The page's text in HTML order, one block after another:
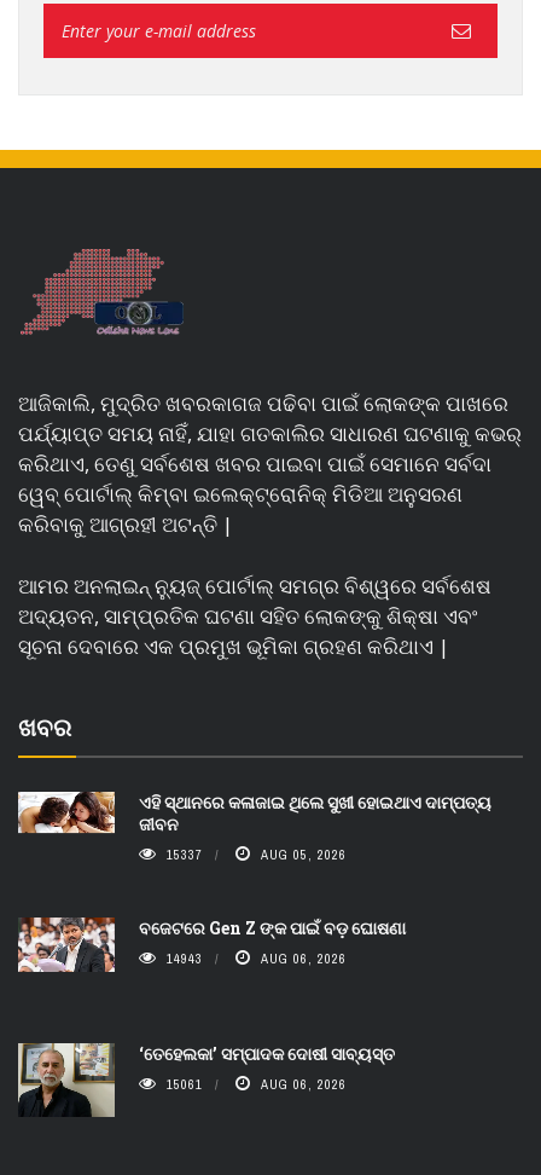
ଆଜିକାଲି, ମୁଦ୍ରିତ ଖବରକାଗଜ ପଢିବା ପାଇଁ ଲୋକଙ୍କ ପାଖରେ
ପର୍ଯ୍ୟାପ୍ତ ସମୟ ନାହିଁ, ଯାହା ଗତକାଲିର ସାଧାରଣ ଘଟଣାକୁ କଭର୍
କରିଥାଏ, ତେଣୁ ସର୍ବଶେଷ ଖବର ପାଇବା ପାଇଁ ସେମାନେ ସର୍ବଦା
ୱେବ୍ ପୋର୍ଟାଲ୍ କିମ୍ବା ଇଲେକ୍ଟ୍ରୋନିକ୍ ମିଡିଆ ଅନୁସରଣ
କରିବାକୁ ଆଗ୍ରହୀ ଅଟନ୍ତି |
ଆମର ଅନଲାଇନ୍ ନ୍ୟୁଜ୍ ପୋର୍ଟାଲ୍ ସମଗ୍ର ବିଶ୍ୱରେ ସର୍ବଶେଷ
ଅଦ୍ୟତନ, ସାମ୍ପ୍ରତିକ ଘଟଣା ସହିତ ଲୋକଙ୍କୁ ଶିକ୍ଷା ଏବଂ
ସୂଚନା ଦେବାରେ ଏକ ପ୍ରମୁଖ ଭୂମିକା ଗ୍ରହଣ କରିଥାଏ |
ଖବର
ଏହି ସ୍ଥାନରେ କଳାଜାଇ ଥିଲେ ସୁଖୀ ହୋଇଥାଏ ଦାମ୍ପତ୍ୟ
ଜୀବନ
15337 AUG 05, 2026
ବଜେଟରେ Gen Z ଙ୍କ ପାଇଁ ବଡ଼ ଘୋଷଣା
14943 AUG 06, 2026
‘ତେହେଲକା’ ସମ୍ପାଦକ ଦୋଷୀ ସାବ୍ୟସ୍ତ
15061 AUG 06, 2026